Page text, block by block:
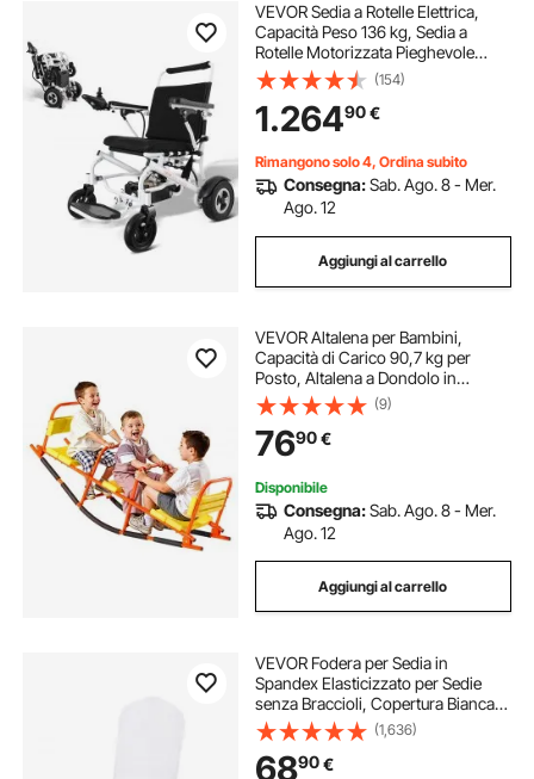
VEVOR Sedia a Rotelle Elettrica,
Capacità Peso 136 kg, Sedia a
Rotelle Motorizzata Pieghevole
Leggera Larghezza 508 mm, Sedia
in Lega di Alluminio per Tutti i
Terreni, Sedia a Rotelle per Mobilità
(154)
1.26490€
Rimangono solo 4, Ordina subito
Consegna:Sab. Ago. 8 - Mer.
Ago. 12
Aggiungi al carrello
VEVOR Altalena per Bambini,
Capacità di Carico 90,7 kg per
Posto, Altalena a Dondolo in
Metallo con Maniglie, Attrezzatura
da Gioco per Esterni per Prato,
Cortile, Parco Giochi, 3 Posti
(9)
7690€
Disponibile
Consegna:Sab. Ago. 8 - Mer.
Ago. 12
Aggiungi al carrello
VEVOR Fodera per Sedia in
Spandex Elasticizzato per Sedie
senza Braccioli, Copertura Bianca
della Sedia Decorazione per
Banchetti, Fodere Protettive Lavabili
Rimovibili, Matrimoni, Banchetti,
(1,636)
6890€